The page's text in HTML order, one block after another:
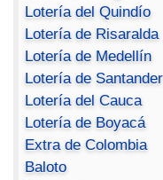
Lotería del Quindío
Lotería de Risaralda
Lotería de Medellín
Lotería de Santander
Lotería del Cauca
Lotería de Boyacá
Extra de Colombia
Baloto